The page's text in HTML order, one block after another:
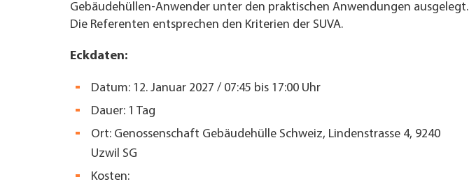
Gebäudehüllen-Anwender unter den praktischen Anwendungen ausgelegt.
Die Referenten entsprechen den Kriterien der SUVA.
Eckdaten:
Datum: 12. Januar 2027 / 07:45 bis 17:00 Uhr
Dauer: 1 Tag
Ort: Genossenschaft Gebäudehülle Schweiz, Lindenstrasse 4, 9240
Uzwil SG
Kosten: